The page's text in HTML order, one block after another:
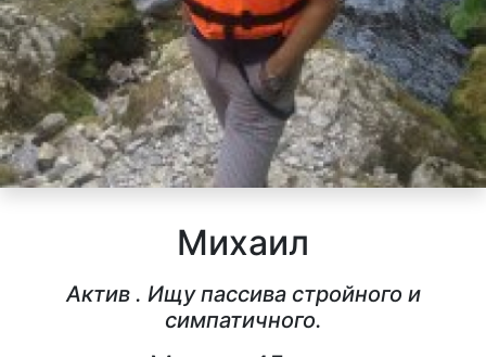
Михаил
Актив . Ищу пассива стройного и
симпатичного.